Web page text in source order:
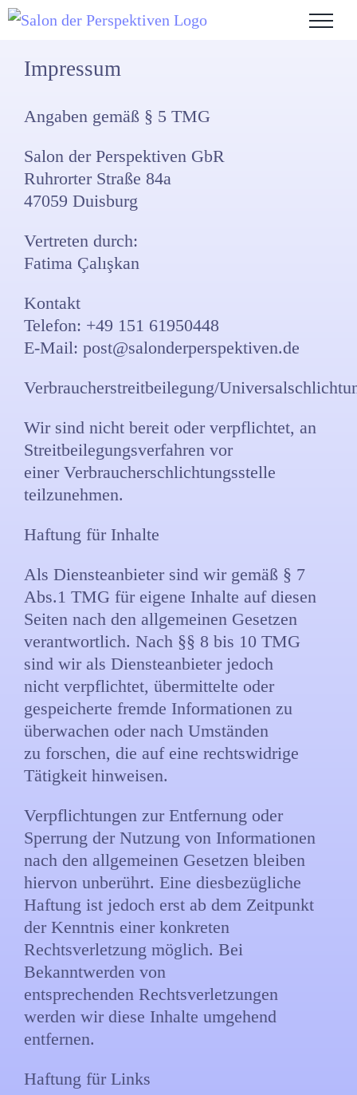
Zum
springenImpressum
Angaben gemäß § 5 TMG
Salon der Perspektiven GbR
Ruhrorter Straße 84a
47059 Duisburg
Vertreten durch:
Fatima Çalışkan
Kontakt
Telefon: +49 151 61950448
E-Mail: post@salonderperspektiven.de
Verbraucherstreitbeilegung/
Wir sind nicht bereit oder verpflichtet, an
Streitbeilegungsverfahren vor
einer Verbraucherschlichtungsstelle
teilzunehmen.
Haftung für Inhalte
Als Diensteanbieter sind wir gemäß § 7
Abs.1 TMG für eigene Inhalte auf diesen
Seiten nach den allgemeinen Gesetzen
verantwortlich. Nach §§ 8 bis 10 TMG
sind wir als Diensteanbieter jedoch
nicht verpflichtet, übermittelte oder
gespeicherte fremde Informationen zu
überwachen oder nach Umständen
zu forschen, die auf eine rechtswidrige
Tätigkeit hinweisen.
Verpflichtungen zur Entfernung oder
Sperrung der Nutzung von Informationen
nach den allgemeinen Gesetzen bleiben
hiervon unberührt. Eine diesbezügliche
Haftung ist jedoch erst ab dem Zeitpunkt
der Kenntnis einer konkreten
Rechtsverletzung möglich. Bei
Bekanntwerden von
entsprechenden Rechtsverletzungen
werden wir diese Inhalte umgehend
entfernen.
Haftung für Links